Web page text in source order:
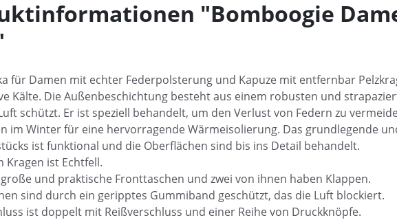
"Bomboogie
für Damen mit echter Federpolsterung und Kapuze mit entfernbar
Kälte. Die Außenbeschichtung besteht aus einem robusten und
schützt. Er ist speziell behandelt, um den Verlust von Federn zu
im Winter für eine hervorragende Wärmeisolierung. Das grundlegende
ist funktional und die Oberflächen sind bis ins Detail behandelt.
Kragen ist Echtfell.
und praktische Fronttaschen und zwei von ihnen haben Klappen.
sind durch ein geripptes Gummiband geschützt, das die Luft blockiert.
ist doppelt mit Reißverschluss und einer Reihe von Druckknöpfe.